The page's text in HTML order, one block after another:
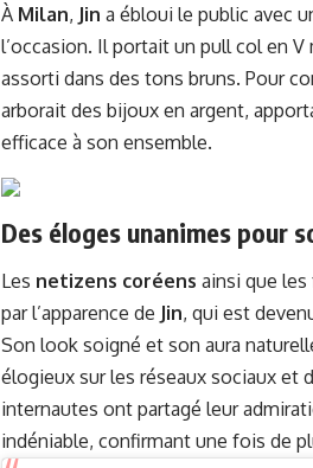
À Milan, Jin a ébloui le public avec
l’occasion. Il portait un pull col en
assorti dans des tons bruns. Pour
arborait des bijoux en argent,
efficace à son ensemble.
Des éloges unanimes pour
Les netizens coréens ainsi que
par l’apparence de Jin, qui est
Son look soigné et son aura
élogieux sur les réseaux sociaux et
internautes ont partagé leur
indéniable, confirmant une fois de